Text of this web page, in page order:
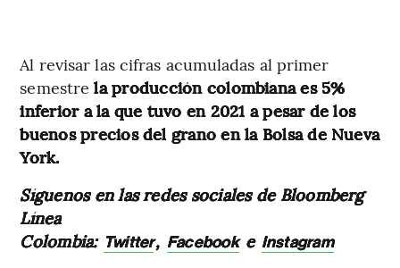
Al revisar las cifras acumuladas al primer
semestre la producción colombiana es 5%
inferior a la que tuvo en 2021 a pesar de los
buenos precios del grano en la Bolsa de Nueva
York.
Síguenos en las redes sociales de Bloomberg
Línea
Colombia: Twitter, Facebooke Instagram